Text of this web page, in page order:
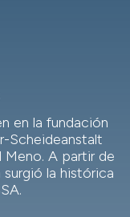
en la fundación
Scheideanstalt
Meno. A partir de
la histórica